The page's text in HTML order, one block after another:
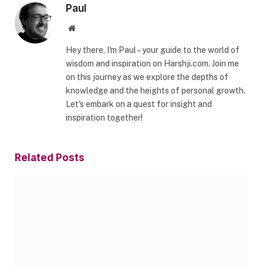
Paul
Website
Hey there, I'm Paul – your guide to the world of
wisdom and inspiration on Harshji.com. Join me
on this journey as we explore the depths of
knowledge and the heights of personal growth.
Let's embark on a quest for insight and
inspiration together!
Related Posts